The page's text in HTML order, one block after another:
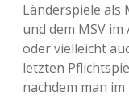
Länderspiele als
und dem MSV
oder vielleicht
letzten
nachdem man